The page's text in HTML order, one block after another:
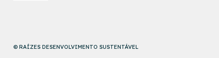
© RAÍZES DESENVOLVIMENTO SUSTENTÁVEL